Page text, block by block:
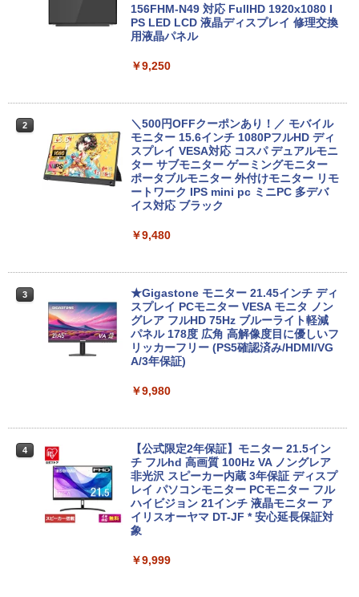
Win11 Pro 64bit Dell Latitude 5320 2-i
n-1 中古ノートパソコンCore i5 Win11 P
ro 64bit
￥19,000
2
中古ノートパソコン インテル Celeron C
ore i5 Windows11 Pro Office 2024付き
メモリ4GB/8GB/16GB選択可 SSD128G
B/1TB選択可 15.6型 テンキー ビジネス
在宅勤務 学生向け 初期設定不要 店長お
まかせ中古厳選 ノートPC ノート パソコ
ン 中古PC 在宅ワーク オフィス 中古
￥11,980
3
【1500円OFFクーポン】【タッチパネル
&WEBカメラ搭載】ノートパソコン 2in1
タブレットPC 13.3インチ SSD128GB メ
モリ8GB Core i3 第8世代 Microsoft Off
ice付き Windows11 東芝 dynabook D8
3 ノートパソコン 中古 PC パソコン 中古
2026新生活 13インチ超軽量 重さ約900g
ノートパソコン HP Dynabook 富士通 第
10世代Core i5/i7 アウトレット 最大メモ
リ16GB SSD1TB 薄型軽量 13.3インチ O
ffice付き 最新MicrosoftOffice2024可 W
indows11ノートパソコン 中古パソコン
トップ パソコン 中古 パソコン パソコン
本体 高速SSD ウインドウズ10 Windows
11 中古デスクトップ 中古pc win10 中古
【全品最大2500円OFFクーポン】【22イ
ンチ 液晶+新品キーボード＆新品無線マ
ウスセット】HP EliteDesk 800 G1 SFF
デスクトップPC 第4世代Core-i7 Office
付き Windows11 メモリ8GB/16GB SSD
256GB/512GB ハイブリッド Wi-Fi DVD
超得10％OFF｜買い替えならこれ!! Micr
osoft office付き デスクトップパソコン
中古デスクトップ 第8世代 メモリ8GB S
SD256GB HDD500GB Windows11 セッ
ト購入可能 単品 NEC デスクトップ PC
ソコン マイクロソフトオフィス 2019 PC
【中古】 HP Pavilion All-in-One 24-xa0
150jp 4YR08AA#ABJ SSD＆HDD搭載 C
ore i5 8400T Windows11 Home 液晶一
体型 保証付 [96185]
156FHM-N49 対応 FullHD 1920x1080 I
PS LED LCD 液晶ディスプレイ 修理交換
用液晶パネル
￥9,250
2
＼500円OFFクーポンあり！／ モバイル
モニター 15.6インチ 1080PフルHD ディ
スプレイ VESA対応 コスパ デュアルモニ
ター サブモニター ゲーミングモニター
ポータブルモニター 外付けモニター リモ
ートワーク IPS mini pc ミニPC 多デバ
イス対応 ブラック
￥9,480
3
★Gigastone モニター 21.45インチ ディ
スプレイ PCモニター VESA モニタ ノン
グレア フルHD 75Hz ブルーライト軽減
パネル 178度 広角 高解像度目に優しいフ
リッカーフリー (PS5確認済み/HDMI/VG
A/3年保証)
￥9,980
4
【公式限定2年保証】モニター 21.5イン
チ フルhd 高画質 100Hz VA ノングレア
非光沢 スピーカー内蔵 3年保証 ディスプ
レイ パソコンモニター PCモニター フル
ハイビジョン 21インチ 液晶モニター ア
イリスオーヤマ DT-JF * 安心延長保証対
象
￥9,999